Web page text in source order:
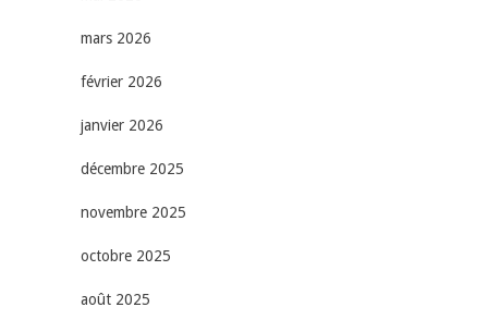
mars 2026
février 2026
janvier 2026
décembre 2025
novembre 2025
octobre 2025
août 2025